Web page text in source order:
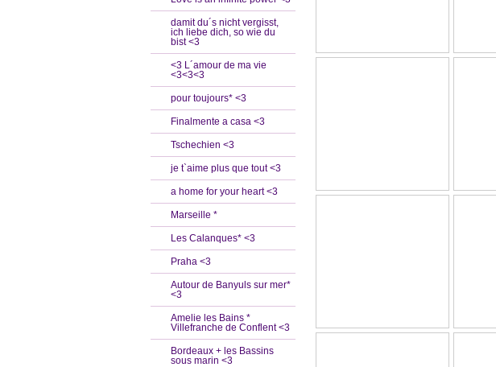
damit du´s nicht vergisst,
ich liebe dich, so wie du
bist <3
<3 L´amour de ma vie
<3<3<3
pour toujours* <3
Finalmente a casa <3
Tschechien <3
je t`aime plus que tout <3
a home for your heart <3
Marseille *
Les Calanques* <3
Praha <3
Autour de Banyuls sur mer*
<3
Amelie les Bains *
Villefranche de Conflent <3
Bordeaux + les Bassins
sous marin <3